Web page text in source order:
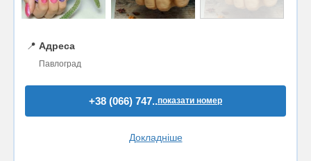
📍 Адреса
Павлоград
+38 (066) 747..показати номер
Докладніше